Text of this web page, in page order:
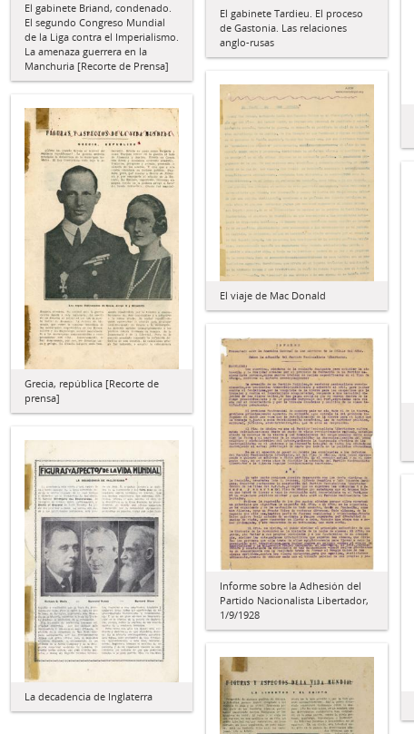
El gabinete Briand, condenado.
El segundo Congreso Mundial
de la Liga contra el Imperialismo.
La amenaza guerrera en la
Manchuria [Recorte de Prensa]
El gabinete Tardieu. El proceso
de Gastonia. Las relaciones
anglo-rusas
El viaje de Mac Donald
Grecia, república [Recorte de
prensa]
Informe sobre la Adhesión del
Partido Nacionalista Libertador,
1/9/1928
La decadencia de Inglaterra